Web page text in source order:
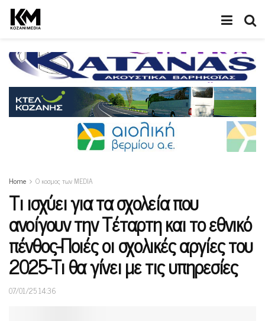
Home Ο κοσμος των MEDIA
Τι ισχύει για τα σχολεία που
ανοίγουν την Τέταρτη και το εθνικό
πένθος-Ποιές οι σχολικές αργίες του
2025-Τι θα γίνει με τις υπηρεσίες
07/01/25 14:36